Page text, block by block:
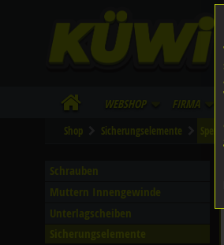
WebShop Firma
Shop Sicherungselemente
Schrauben
Muttern Innengewinde
Unterlagscheiben